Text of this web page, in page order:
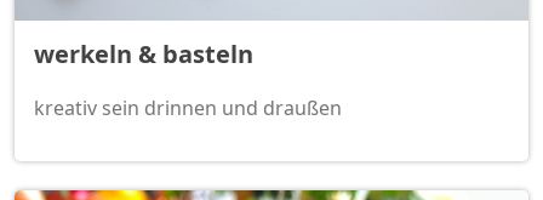
werkeln & basteln
kreativ sein drinnen und draußen